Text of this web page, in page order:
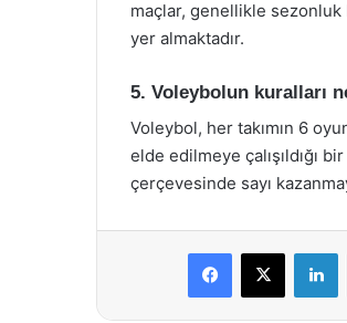
maçlar, genellikle
yer almaktadır.
5. Voleybolun kuralları
Voleybol, her takımın 6
elde edilmeye çalışıldığı
çerçevesinde sayı
Facebook
X